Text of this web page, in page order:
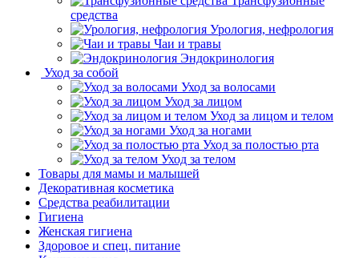
средства
Урология, нефрология
Чаи и травы
Эндокринология
Уход за собой
Уход за волосами
Уход за лицом
Уход за лицом и телом
Уход за ногами
Уход за полостью рта
Уход за телом
Товары для мамы и малышей
Декоративная косметика
Средства реабилитации
Гигиена
Женская гигиена
Здоровое и спец. питание